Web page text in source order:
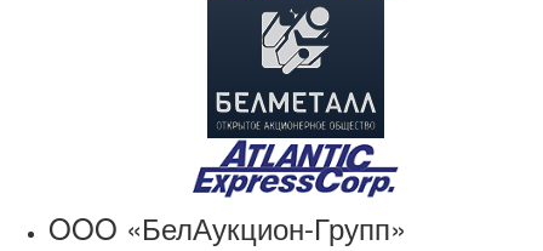
OOO «БелАукцион-Групп»